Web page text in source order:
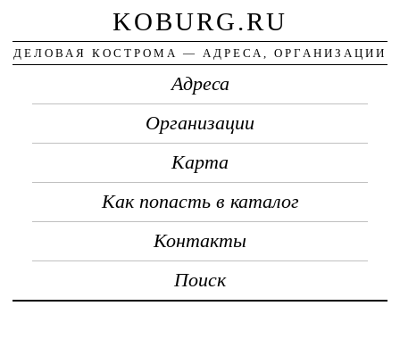
KOBURG.RU
ДЕЛОВАЯ КОСТРОМА — АДРЕСА, ОРГАНИЗАЦИИ
Адреса
Организации
Карта
Как попасть в каталог
Контакты
Поиск